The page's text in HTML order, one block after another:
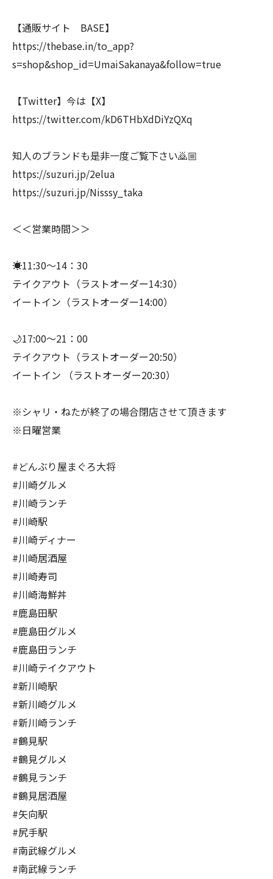
【通販サイト BASE】
https://thebase.in/to_app?
s=shop&shop_id=UmaiSakanaya&follow=true
【Twitter】今は【X】
https://twitter.com/kD6THbXdDiYzQXq
知人のブランドも是非一度ご覧下さい🙇🏼
https://suzuri.jp/2elua
https://suzuri.jp/Nisssy_taka
＜＜営業時間＞＞
☀️11:30～14：30
テイクアウト（ラストオーダー14:30）
イートイン（ラストオーダー14:00）
🌙17:00～21：00
テイクアウト（ラストオーダー20:50）
イートイン （ラストオーダー20:30）
※シャリ・ねたが終了の場合閉店させて頂きます
※日曜営業
#どんぶり屋まぐろ大将
#川崎グルメ
#川崎ランチ
#川崎駅
#川崎ディナー
#川崎居酒屋
#川崎寿司
#川崎海鮮丼
#鹿島田駅
#鹿島田グルメ
#鹿島田ランチ
#川崎テイクアウト
#新川崎駅
#新川崎グルメ
#新川崎ランチ
#鶴見駅
#鶴見グルメ
#鶴見ランチ
#鶴見居酒屋
#矢向駅
#尻手駅
#南武線グルメ
#南武線ランチ